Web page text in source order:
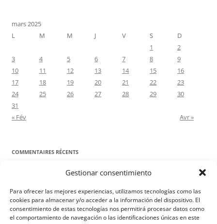
Gestionar consentimiento
Para ofrecer las mejores experiencias, utilizamos tecnologías como las
cookies para almacenar y/o acceder a la información del dispositivo. El
consentimiento de estas tecnologías nos permitirá procesar datos como
el comportamiento de navegación o las identificaciones únicas en este
mars 2025
L
M M J V S
D
1
2
3
4 5 6 7 8
9
10
11 12 13 14 15
16
17
18 19 20 21 22
23
24
25 26 27 28 29
30
31
« Fév
Avr »
COMMENTAIRES RÉCENTS
Proyecto Amor ConyugaldansContre toute attente. Commentaire
pour les époux : Luc 12, 8-12
Manuel MirallesdansContre toute attente. Commentaire pour les
époux : Luc 12, 8-12